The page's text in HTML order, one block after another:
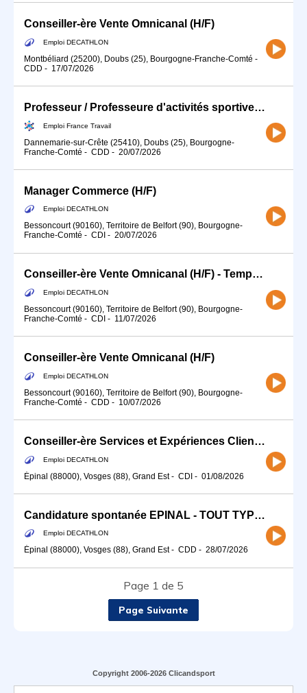
Conseiller-ère Vente Omnicanal (H/F)
Emploi DECATHLON
Montbéliard (25200), Doubs (25), Bourgogne-Franche-Comté -
CDD - 17/07/2026
Professeur / Professeure d'activités sportives (H/F)
Emploi France Travail
Dannemarie-sur-Crête (25410), Doubs (25), Bourgogne-
Franche-Comté - CDD - 20/07/2026
Manager Commerce (H/F)
Emploi DECATHLON
Bessoncourt (90160), Territoire de Belfort (90), Bourgogne-
Franche-Comté - CDI - 20/07/2026
Conseiller-ère Vente Omnicanal (H/F) - Temps partiel
Emploi DECATHLON
Bessoncourt (90160), Territoire de Belfort (90), Bourgogne-
Franche-Comté - CDI - 11/07/2026
Conseiller-ère Vente Omnicanal (H/F)
Emploi DECATHLON
Bessoncourt (90160), Territoire de Belfort (90), Bourgogne-
Franche-Comté - CDD - 10/07/2026
Conseiller-ère Services et Expériences Client (H/F) - Temps partiel
Emploi DECATHLON
Épinal (88000), Vosges (88), Grand Est- CDI - 01/08/2026
Candidature spontanée EPINAL - TOUT TYPE DE CONTRAT
Emploi DECATHLON
Épinal (88000), Vosges (88), Grand Est- CDD - 28/07/2026
Page 1 de 5
Page Suivante
Copyright 2006-2026 Clicandsport